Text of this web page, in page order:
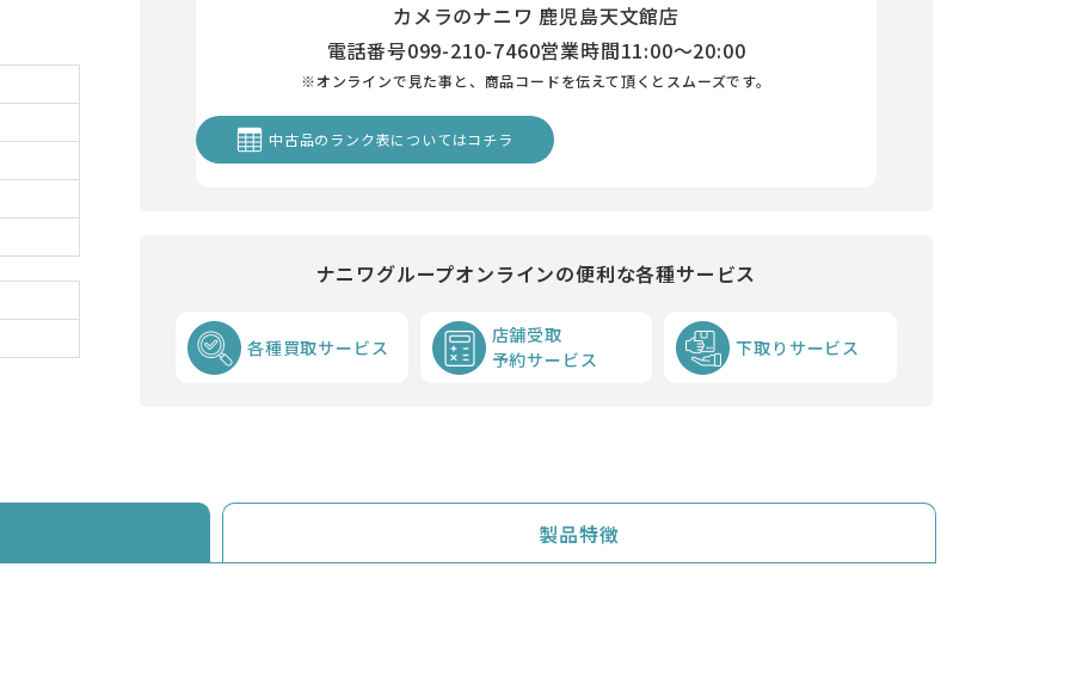
カメラのナニワ 鹿児島天文館店
電話番号099-210-7460営業時間11:00～20:00
※オンラインで見た事と、商品コードを伝えて頂くとスムーズです。
中古品のランク表についてはコチラ
ナニワグループオンラインの便利な各種サービス
各種買取サービス
店舗受取
予約サービス
下取りサービス
製品特徴